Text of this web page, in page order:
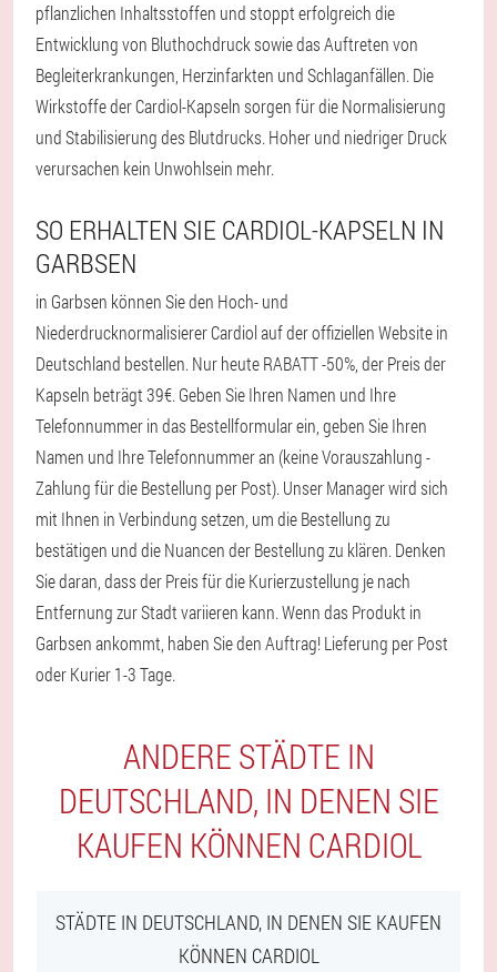
pflanzlichen Inhaltsstoffen und stoppt erfolgreich die
Entwicklung von Bluthochdruck sowie das Auftreten von
Begleiterkrankungen, Herzinfarkten und Schlaganfällen. Die
Wirkstoffe der Cardiol-Kapseln sorgen für die Normalisierung
und Stabilisierung des Blutdrucks. Hoher und niedriger Druck
verursachen kein Unwohlsein mehr.
SO ERHALTEN SIE CARDIOL-KAPSELN IN
GARBSEN
in Garbsen können Sie den Hoch- und
Niederdrucknormalisierer Cardiol auf der offiziellen Website in
Deutschland bestellen. Nur heute RABATT -50%, der Preis der
Kapseln beträgt 39€. Geben Sie Ihren Namen und Ihre
Telefonnummer in das Bestellformular ein, geben Sie Ihren
Namen und Ihre Telefonnummer an (keine Vorauszahlung -
Zahlung für die Bestellung per Post). Unser Manager wird sich
mit Ihnen in Verbindung setzen, um die Bestellung zu
bestätigen und die Nuancen der Bestellung zu klären. Denken
Sie daran, dass der Preis für die Kurierzustellung je nach
Entfernung zur Stadt variieren kann. Wenn das Produkt in
Garbsen ankommt, haben Sie den Auftrag! Lieferung per Post
oder Kurier 1-3 Tage.
ANDERE STÄDTE IN
DEUTSCHLAND, IN DENEN SIE
KAUFEN KÖNNEN CARDIOL
STÄDTE IN DEUTSCHLAND, IN DENEN SIE KAUFEN
KÖNNEN CARDIOL